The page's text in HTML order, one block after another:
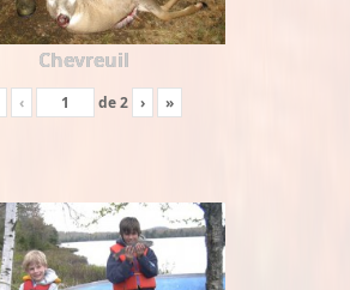
Chevreuil
‹ de2 › »